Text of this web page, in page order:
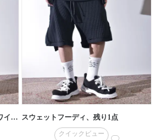
風合いも良くリラックス感のあるワイドパンツスタイル スウェットフーディ、残り1点
クイックビュー